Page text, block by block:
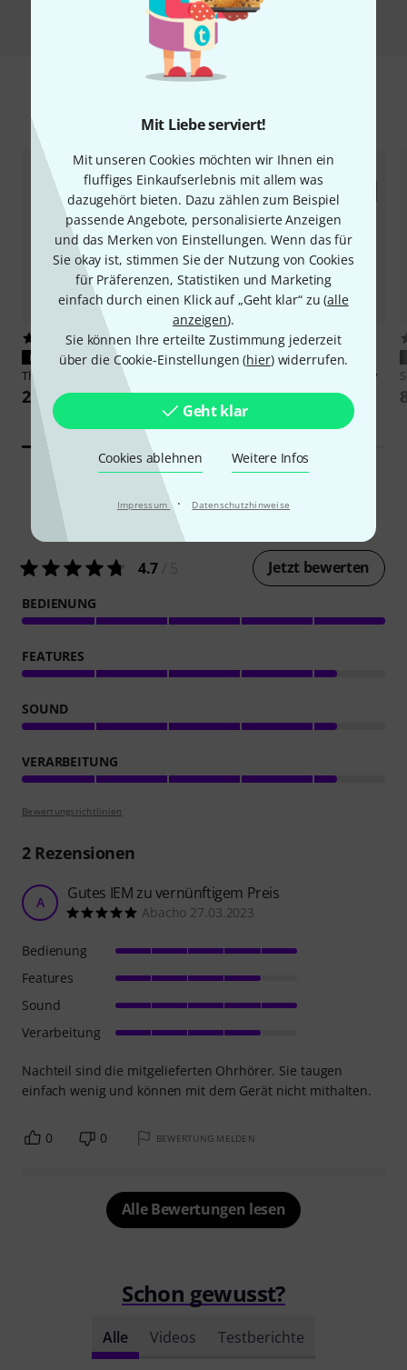
Mit Liebe serviert!
Mit unseren Cookies möchten wir Ihnen ein
fluffiges Einkaufserlebnis mit allem was
dazugehört bieten. Dazu zählen zum Beispiel
passende Angebote, personalisierte Anzeigen
und das Merken von Einstellungen. Wenn das für
Sie okay ist, stimmen Sie der Nutzung von Cookies
für Präferenzen, Statistiken und Marketing
einfach durch einen Klick auf „Geht klar“ zu (alle
anzeigen).
Sie können Ihre erteilte Zustimmung jederzeit
über die Cookie-Einstellungen (hier) widerrufen.
Geht klar
Cookies ablehnen Weitere Infos
Impressum · Datenschutzhinweise
Vergleichen
Zubehör & passende Artikel
317
PASST GARANTIERT
Thomann LR6 AA 4pc
2,30 €
1
PASST GARANTIERT
XSW IEM EK Battery
Cover
8,99 €
Kundenbewertungen
4.7 Jetzt bewerten
BEDIENUNG
FEATURES
SOUND
VERARBEITUNG
Bewertungsrichtlinien
2Rezensionen
A Gutes IEM zu vernünftigem Preis
Abacho 27.03.2023
Nachteil sind die mitgelieferten Ohrhörer. Sie taugen
einfach wenig und können mit dem Gerät nicht mithalten.
Bedienung
Features
Sound
Verarbeitung
0 0 BEWERTUNG MELDEN
Alle Bewertungen lesen
Schon gewusst?
Alle Videos Testberichte